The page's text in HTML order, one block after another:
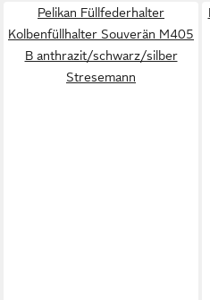
Pelikan Füllfederhalter
Kolbenfüllhalter Souverän M405
B anthrazit/schwarz/silber
Stresemann